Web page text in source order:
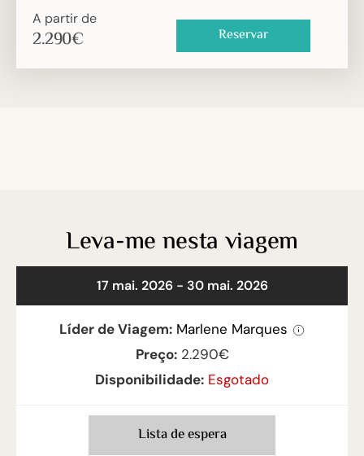
A partir de
2.290€ Reservar
Leva-me nesta viagem
17 mai. 2026 - 30 mai. 2026
Líder de Viagem: Marlene Marques
Preço: 2.290€
Disponibilidade: Esgotado
Lista de espera